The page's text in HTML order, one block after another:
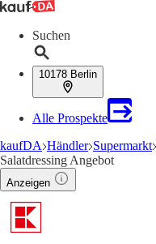
Suchen
10178 Berlin
Alle Prospekte
kaufDA Händler Supermarkt
Salatdressing Angebot
Anzeigen